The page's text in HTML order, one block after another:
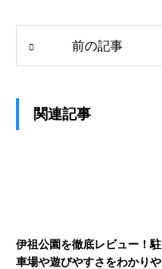
前の記事
関連記事
伊祖公園を徹底レビュー！駐
車場や遊びやすさをわかりや